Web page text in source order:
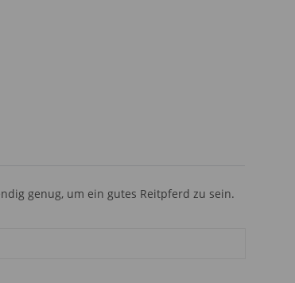
genug, um ein gutes Reitpferd zu sein.